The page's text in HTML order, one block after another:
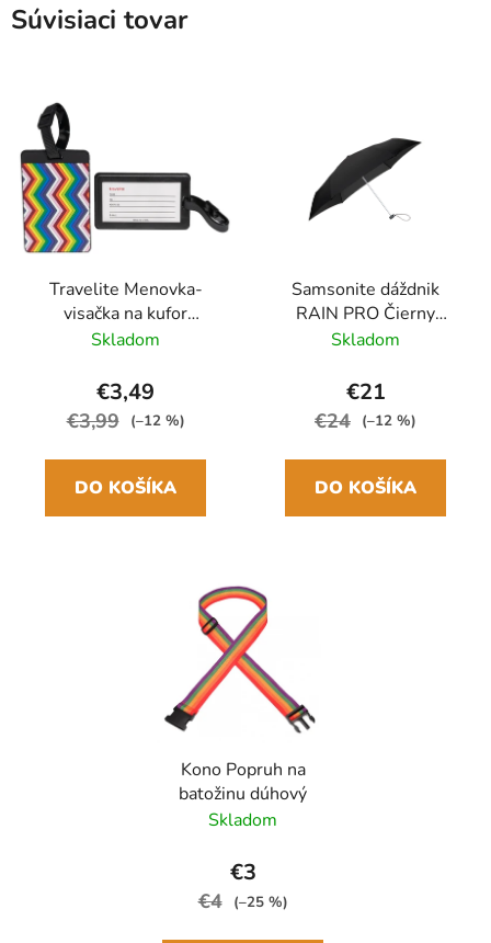
Súvisiaci tovar
Travelite Menovka-
visačka na kufor
Multicolor Waves
Skladom
€3,49
€3,99 (–12 %)
DO KOŠÍKA
Samsonite dáždnik
RAIN PRO Čierny
skladací manuálny
Skladom
€21
€24 (–12 %)
DO KOŠÍKA
Kono Popruh na
batožinu dúhový
Skladom
€3
€4 (–25 %)